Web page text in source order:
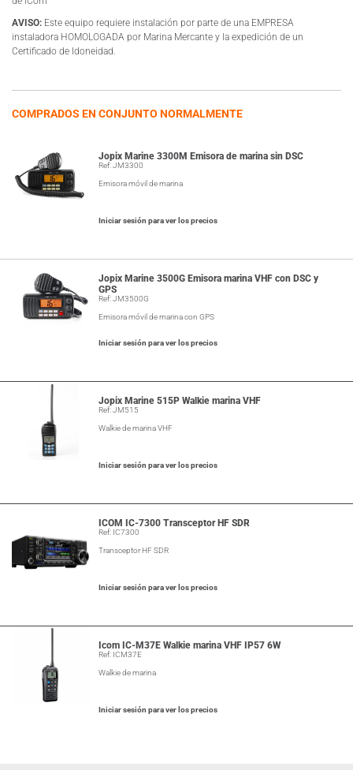
AVISO: Este equipo requiere instalación por parte de una EMPRESA
instaladora HOMOLOGADA por Marina Mercante y la expedición de un
Certificado de Idoneidad.
COMPRADOS EN CONJUNTO NORMALMENTE
Jopix Marine 3300M Emisora de marina sin DSC
Ref: JM3300
Emisora móvil de marina
Iniciar sesión para ver los precios
Jopix Marine 3500G Emisora marina VHF con DSC y
GPS
Ref: JM3500G
Emisora móvil de marina con GPS
Iniciar sesión para ver los precios
Jopix Marine 515P Walkie marina VHF
Ref: JM515
Walkie de marina VHF
Iniciar sesión para ver los precios
ICOM IC-7300 Transceptor HF SDR
Ref: IC7300
Transceptor HF SDR
Iniciar sesión para ver los precios
Icom IC-M37E Walkie marina VHF IP57 6W
Ref: ICM37E
Walkie de marina
Iniciar sesión para ver los precios